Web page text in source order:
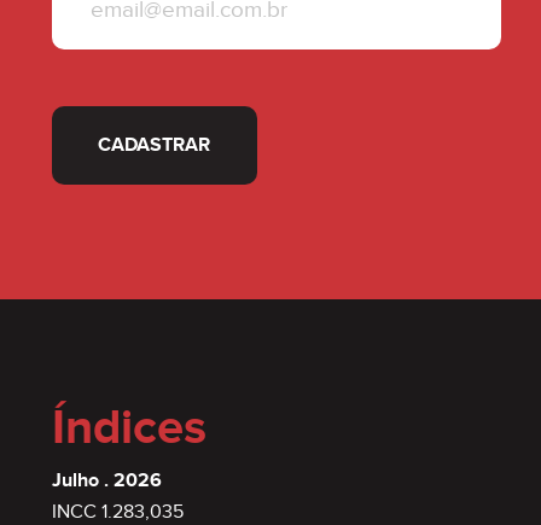
CADASTRAR
Índices
Julho . 2026
INCC 1.283,035